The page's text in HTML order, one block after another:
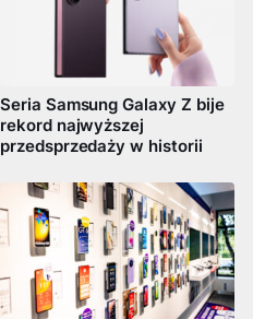
Seria Samsung Galaxy Z bije
rekord najwyższej
przedsprzedaży w historii